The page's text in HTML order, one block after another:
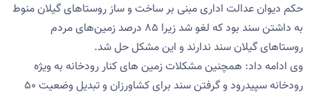
حکم دیوان عدالت اداری مبنی بر ساخت و ساز روستاهای گیلان منوط
به داشتن سند بود که لغو شد زیرا ۸۵ درصد زمین‌های مردم
روستاهای گیلان سند ندارند و این مشکل حل شد.
وی ادامه داد: همچنین مشکلات زمین های کنار رودخانه به ویژه
رودخانه سپیدرود و گرفتن سند برای کشاورزان و تبدیل وضعیت ۵۰